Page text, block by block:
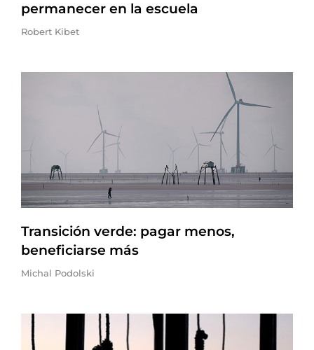
permanecer en la escuela
Robert Kibet
Transición verde: pagar menos,
beneficiarse más
Michal Podolski